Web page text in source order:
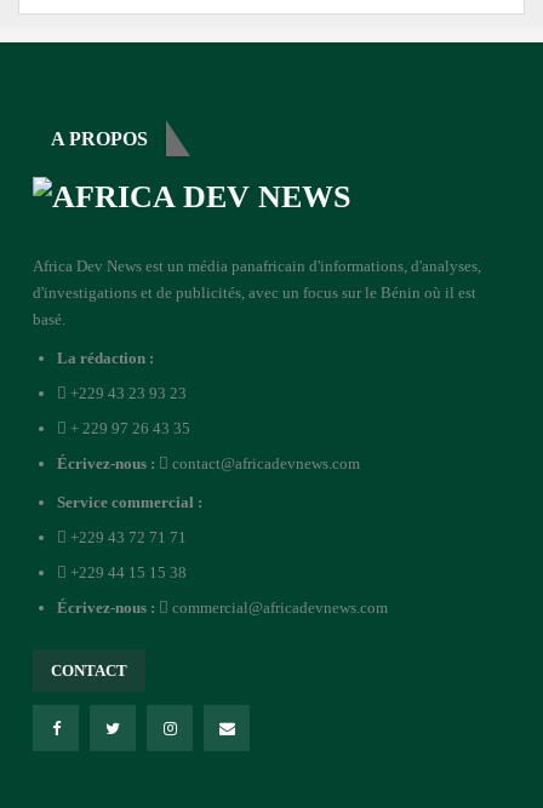
A PROPOS
Africa Dev News est un média panafricain d'informations, d'analyses,
d'investigations et de publicités, avec un focus sur le Bénin où il est
basé.
La rédaction :
+229 43 23 93 23
+ 229 97 26 43 35
Écrivez-nous :
contact@africadevnews.com
Service commercial :
+229 43 72 71 71
+229 44 15 15 38
Écrivez-nous :
commercial@africadevnews.com
CONTACT